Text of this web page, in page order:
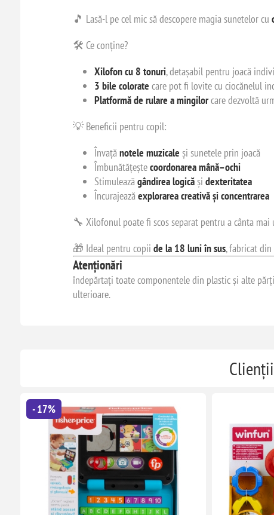
🎵 Lasă-l pe cel mic să descopere magia sunetelor cu
🛠️ Ce conține?
Xilofon cu 8 tonuri, detașabil pentru joacă
3 bile colorate care pot fi lovite cu ciocănelul
Platformă de rulare a mingilorcare dezvoltă
💡 Beneficii pentru copil:
Învațănotele muzicale și sunetele prin joacă
Îmbunătățeștecoordonarea mână–ochi
Stimuleazăgândirea logicăși dexteritatea
Încurajeazăexplorarea creativă și concentrarea
🔧 Xilofonul poate fi scos separat pentru a cânta
🎁 Ideal pentru copii de la 18 luni în sus, fabricat
Atenționări
îndepărtați toate componentele din plastic și alte
ulterioare.
- 17%